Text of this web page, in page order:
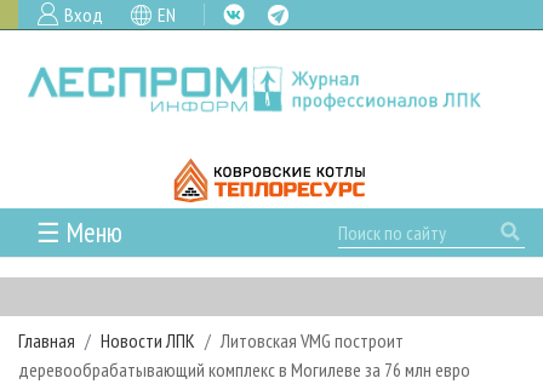
Вход EN
☰ Меню
ГЛАВНАЯ
РУБРИКИ И ТЕМЫ
РУБРИКИ ЖУРНАЛА
НОВОСТИ
Главная Новости ЛПК
Литовская VMG построит
деревообрабатывающий комплекс в Могилеве за 76 млн евро